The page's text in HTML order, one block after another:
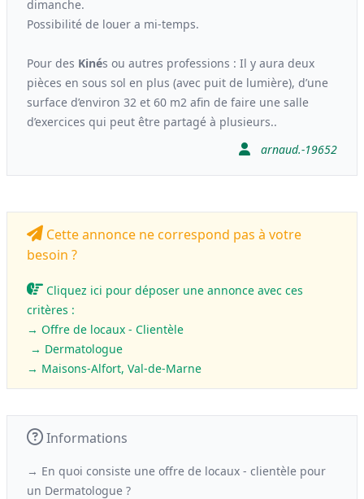
dimanche.
Possibilité de louer a mi-temps.
Pour des Kinés ou autres professions : Il y aura deux
pièces en sous sol en plus (avec puit de lumière), d’une
surface d’environ 32 et 60 m2 afin de faire une salle
d’exercices qui peut être partagé à plusieurs..
arnaud.-19652
Cette annonce ne correspond pas à votre
besoin ?
Cliquez ici pour déposer une annonce avec ces
critères :
→ Offre de locaux - Clientèle
→ Dermatologue
→ Maisons-Alfort, Val-de-Marne
Informations
→ En quoi consiste une offre de locaux - clientèle pour
un Dermatologue ?